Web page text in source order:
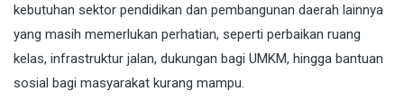
kebutuhan sektor pendidikan dan pembangunan daerah lainnya
yang masih memerlukan perhatian, seperti perbaikan ruang
kelas, infrastruktur jalan, dukungan bagi UMKM, hingga bantuan
sosial bagi masyarakat kurang mampu.